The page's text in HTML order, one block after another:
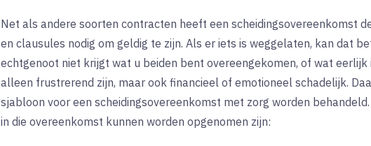
Net als andere soorten contracten heeft een scheidingsovereenkomst
en clausules nodig om geldig te zijn. Als er iets is weggelaten, kan dat
echtgenoot niet krijgt wat u beiden bent overeengekomen, of wat eerlijk
alleen frustrerend zijn, maar ook financieel of emotioneel schadelijk.
sjabloon voor een scheidingsovereenkomst met zorg worden
in die overeenkomst kunnen worden opgenomen zijn: